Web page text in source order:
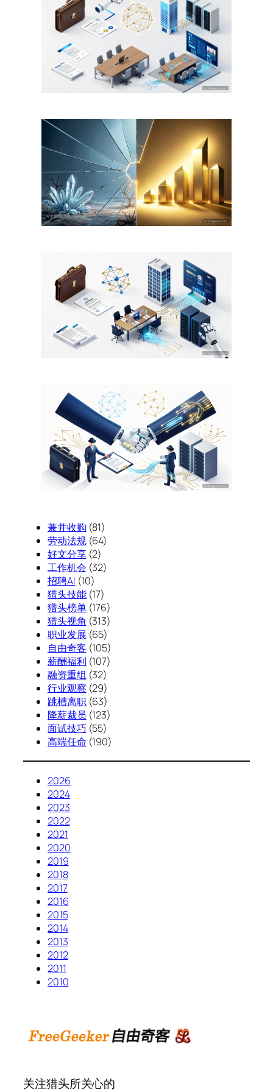
兼并收购 (81)
劳动法规(64)
好文分享(2)
工作机会 (32)
招聘AI (10)
猎头技能(17)
猎头榜单(176)
猎头视角 (313)
职业发展 (65)
自由奇客 (105)
薪酬福利 (107)
融资重组 (32)
行业观察 (29)
跳槽离职(63)
降薪裁员 (123)
面试技巧 (55)
高端任命 (190)
2026
2024
2023
2022
2021
2020
2019
2018
2017
2016
2015
2014
2013
2012
2011
2010
关注猎头所关心的